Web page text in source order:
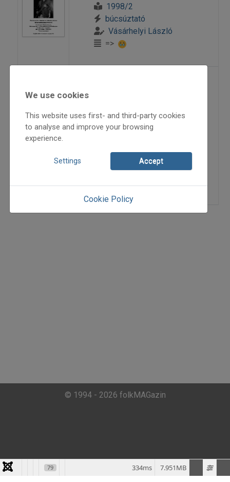
1998/2
búcsúztató
Vásárhelyi László
=>
2000
beszámoló
Vásárhelyi László
We use cookies
This website uses first- and third-party cookies
to analyse and improve your browsing
experience.
Settings Accept
Cookie Policy
© 1994 - 2026 folkMAGazin
79 7.951MB
334ms